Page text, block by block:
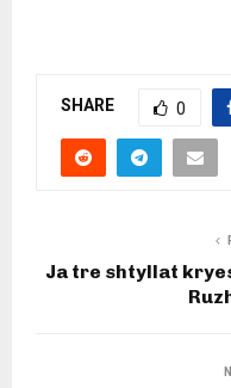
SHARE 0
Ja tre shtyllat